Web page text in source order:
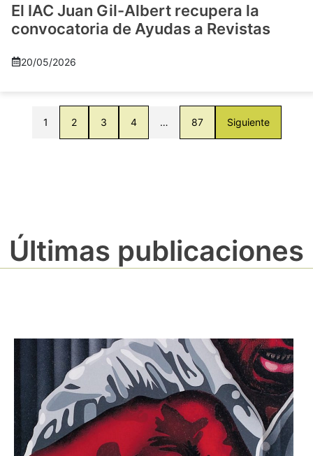
El IAC Juan Gil-Albert recupera la
convocatoria de Ayudas a Revistas
20/05/2026
1 2 3 4 … 87 Siguiente
Últimas publicaciones